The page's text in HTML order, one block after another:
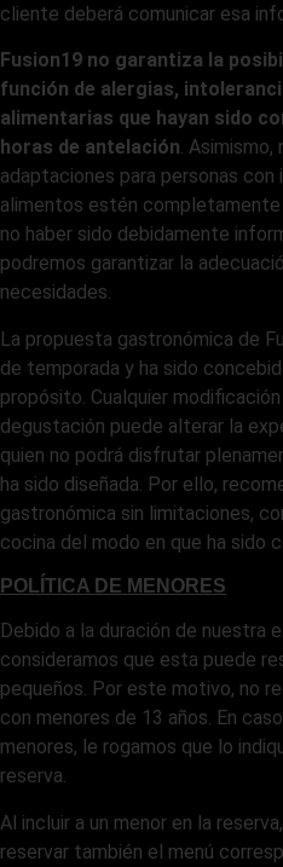
cliente deberá comunicar esa
Fusion19 no garantiza la
función de alergias,
alimentarias que hayan sido
horas de antelación. Asimismo,
adaptaciones para personas
alimentos estén completamente
no haber sido debidamente
podremos garantizar la
necesidades.
La propuesta gastronómica de
de temporada y ha sido
propósito. Cualquier
degustación puede alterar la
quien no podrá disfrutar
ha sido diseñada. Por ello,
gastronómica sin limitaciones,
cocina del modo en que ha sido
POLÍTICA DE MENORES
Debido a la duración de nuestra
consideramos que esta puede
pequeños. Por este motivo, no
con menores de 13 años. En
menores, le rogamos que lo
reserva.
Al incluir a un menor en la
reservar también el menú